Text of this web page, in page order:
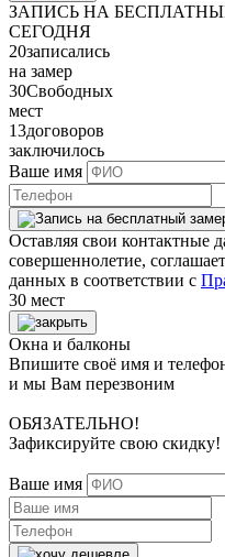
ЗАПИСЬ НА
СЕГОДНЯ
20записались
на замер
30Свободных
мест
13договоров
заключилось
Ваше имя
Оставляя свои контактные
совершеннолетие,
данных в соответствии с
30 мест
Окна и балконы
Впишите своё имя и
и мы Вам перезвоним
ОБЯЗАТЕЛЬНО!
Зафиксируйте свою скидку!
Ваше имя